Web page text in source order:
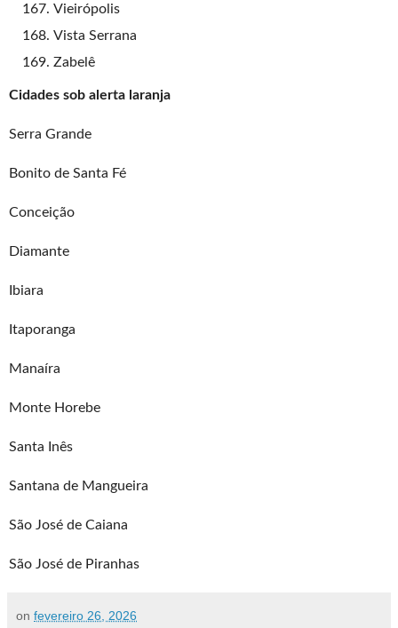
Vieirópolis
Vista Serrana
Zabelê
Cidades sob alerta laranja
Serra Grande
Bonito de Santa Fé
Conceição
Diamante
Ibiara
Itaporanga
Manaíra
Monte Horebe
Santa Inês
Santana de Mangueira
São José de Caiana
São José de Piranhas
on fevereiro 26, 2026